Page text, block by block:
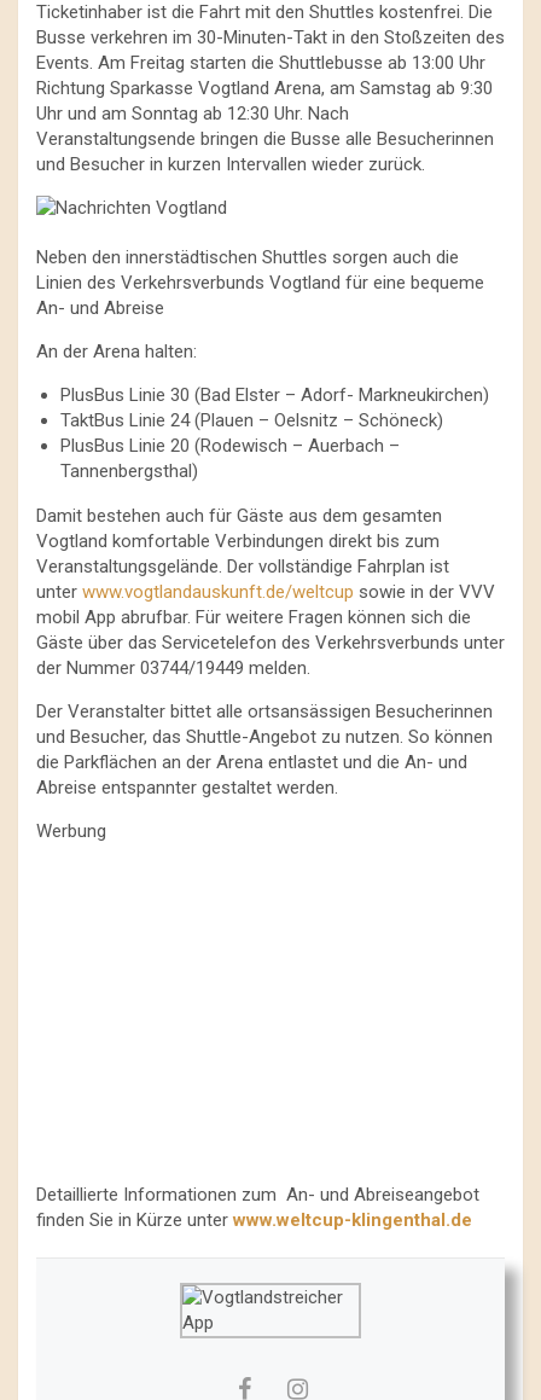
Ticketinhaber ist die Fahrt mit den Shuttles kostenfrei. Die
Busse verkehren im 30-Minuten-Takt in den Stoßzeiten des
Events. Am Freitag starten die Shuttlebusse ab 13:00 Uhr
Richtung Sparkasse Vogtland Arena, am Samstag ab 9:30
Uhr und am Sonntag ab 12:30 Uhr. Nach
Veranstaltungsende bringen die Busse alle Besucherinnen
und Besucher in kurzen Intervallen wieder zurück.
Neben den innerstädtischen Shuttles sorgen auch die
Linien des Verkehrsverbunds Vogtland für eine bequeme
An- und Abreise
An der Arena halten:
PlusBus Linie 30 (Bad Elster – Adorf- Markneukirchen)
TaktBus Linie 24 (Plauen – Oelsnitz – Schöneck)
PlusBus Linie 20 (Rodewisch – Auerbach –
Tannenbergsthal)
Damit bestehen auch für Gäste aus dem gesamten
Vogtland komfortable Verbindungen direkt bis zum
Veranstaltungsgelände. Der vollständige Fahrplan ist
unter www.vogtlandauskunft.de/weltcup sowie in der VVV
mobil App abrufbar. Für weitere Fragen können sich die
Gäste über das Servicetelefon des Verkehrsverbunds unter
der Nummer 03744/19449 melden.
Der Veranstalter bittet alle ortsansässigen Besucherinnen
und Besucher, das Shuttle-Angebot zu nutzen. So können
die Parkflächen an der Arena entlastet und die An- und
Abreise entspannter gestaltet werden.
Werbung
Detaillierte Informationen zum An- und Abreiseangebot
finden Sie in Kürze unterwww.weltcup-klingenthal.de